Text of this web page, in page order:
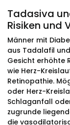
Tadasiva
Risiken und
Männer mit
aus Tadalafil
Gesicht erhöhte
wie Herz-
Retinopathie.
oder Herz-
Schlaganfall
zugrunde
die